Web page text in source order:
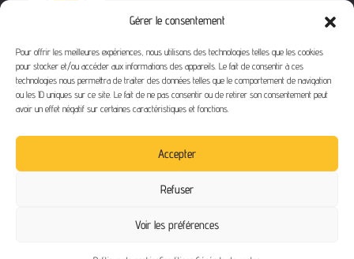
Gérer le consentement
Pour offrir les meilleures expériences, nous utilisons des technologies telles que les cookies
pour stocker et/ou accéder aux informations des appareils. Le fait de consentir à ces
technologies nous permettra de traiter des données telles que le comportement de navigation
ou les ID uniques sur ce site. Le fait de ne pas consentir ou de retirer son consentement peut
avoir un effet négatif sur certaines caractéristiques et fonctions.
Accepter
Refuser
Voir les préférences
1112 Bd Fernand Darchicourt
62110 Hénin-Beaumont
Téléphone: 03 21 67 24 31